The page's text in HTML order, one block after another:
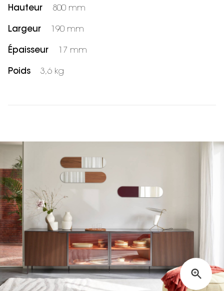
Hauteur 800 mm
Largeur 190 mm
Épaisseur 17 mm
Poids 3,6 kg